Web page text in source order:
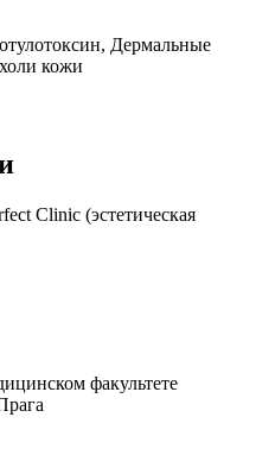
Дермальные
кожи
Clinic (эстетическая
факультете